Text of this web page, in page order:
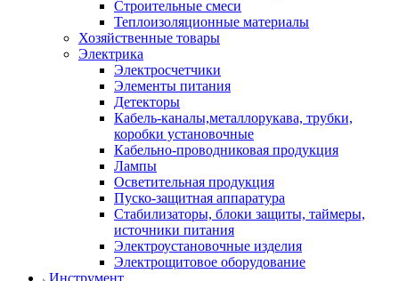
Строительные смеси
Теплоизоляционные материалы
Хозяйственные товары
Электрика
Электросчетчики
Элементы питания
Детекторы
Кабель-каналы,металлорукава, трубки,
коробки установочные
Кабельно-проводниковая продукция
Лампы
Осветительная продукция
Пуско-защитная аппаратура
Стабилизаторы, блоки защиты, таймеры,
источники питания
Электроустановочные изделия
Электрощитовое оборудование
Инструмент